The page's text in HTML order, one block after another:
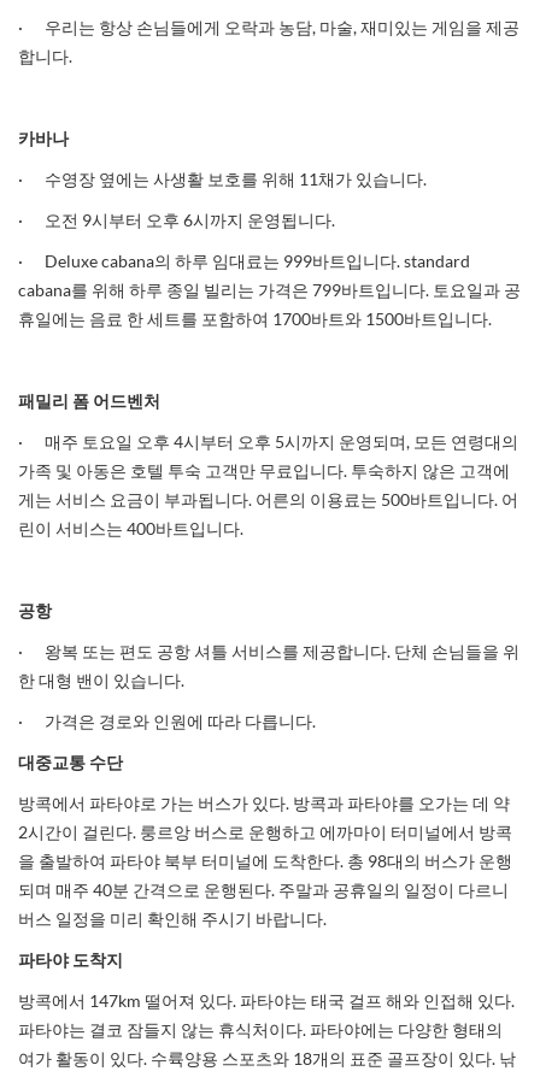
· 우리는 항상 손님들에게 오락과 농담, 마술, 재미있는 게임을 제공
합니다.
카바나
· 수영장 옆에는 사생활 보호를 위해 11채가 있습니다.
· 오전 9시부터 오후 6시까지 운영됩니다.
· Deluxe cabana의 하루 임대료는 999바트입니다. standard
cabana를 위해 하루 종일 빌리는 가격은 799바트입니다. 토요일과 공
휴일에는 음료 한 세트를 포함하여 1700바트와 1500바트입니다.
패밀리 폼 어드벤처
· 매주 토요일 오후 4시부터 오후 5시까지 운영되며, 모든 연령대의
가족 및 아동은 호텔 투숙 고객만 무료입니다. 투숙하지 않은 고객에
게는 서비스 요금이 부과됩니다. 어른의 이용료는 500바트입니다. 어
린이 서비스는 400바트입니다.
공항
· 왕복 또는 편도 공항 셔틀 서비스를 제공합니다. 단체 손님들을 위
한 대형 밴이 있습니다.
· 가격은 경로와 인원에 따라 다릅니다.
대중교통 수단
방콕에서 파타야로 가는 버스가 있다. 방콕과 파타야를 오가는 데 약
2시간이 걸린다. 룽르앙 버스로 운행하고 에까마이 터미널에서 방콕
을 출발하여 파타야 북부 터미널에 도착한다. 총 98대의 버스가 운행
되며 매주 40분 간격으로 운행된다. 주말과 공휴일의 일정이 다르니
버스 일정을 미리 확인해 주시기 바랍니다.
파타야 도착지
방콕에서 147km 떨어져 있다. 파타야는 태국 걸프 해와 인접해 있다.
파타야는 결코 잠들지 않는 휴식처이다. 파타야에는 다양한 형태의
여가 활동이 있다. 수륙양용 스포츠와 18개의 표준 골프장이 있다. 낚